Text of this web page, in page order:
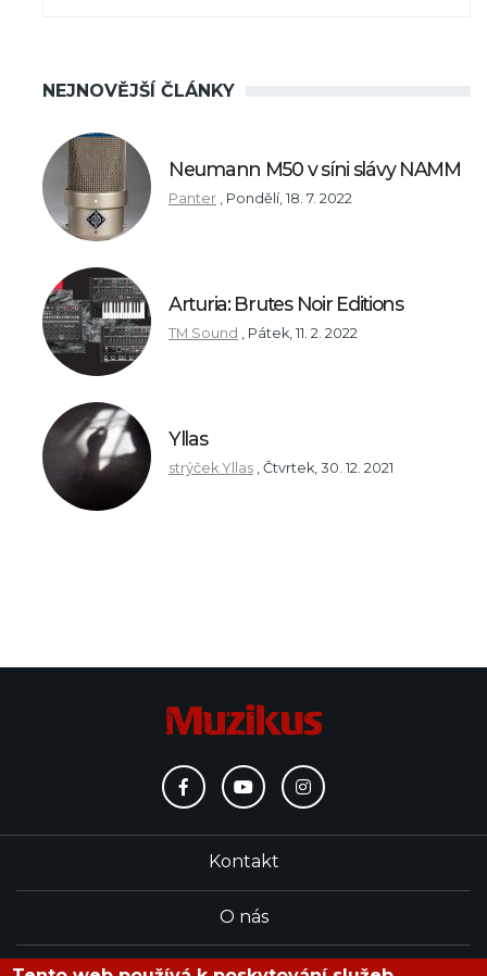
NEJNOVĚJŠÍ ČLÁNKY
Neumann M50 v síni slávy NAMM
Panter , Pondělí, 18. 7. 2022
Arturia: Brutes Noir Editions
TM Sound , Pátek, 11. 2. 2022
Yllas
strýček Yllas , Čtvrtek, 30. 12. 2021
Kontakt
O nás
Redakce